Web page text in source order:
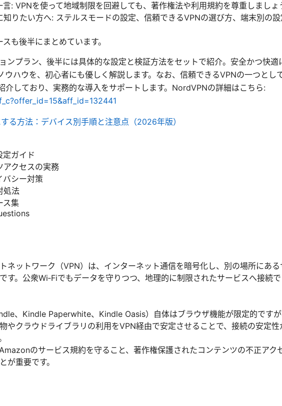
: VPNを使って地域制限を回避しても、著作権法や利用規約を尊重しましょ
知りたい方へ: ステルスモードの設定、信頼できるVPNの選び方、端末別の設
も後半にまとめています。
ンプラン、後半には具体的な設定と検証方法をセットで紹介。安全かつ快
ウハウを、初心者にも優しく解説します。なお、信頼できるVPNの一つとし
介しており、実務的な導入をサポートします。NordVPNの詳細はこちら:
る方法：デバイス別手順と注意点（2026年版）
ガイド
アクセスの実務
バシー対策
処法
ス集
ネットワーク（VPN）は、インターネット通信を暗号化し、別の場所にある
す。公衆Wi‑Fiでもデータを守りつつ、地理的に制限されたサービスへ接続
、Kindle Paperwhite、Kindle Oasis）自体はブラウザ機能が限定的です
やクラウドライブラリの利用をVPN経由で安定させることで、接続の安定性
のサービス規約を守ること、著作権保護されたコンテンツの不正アク
が重要です。